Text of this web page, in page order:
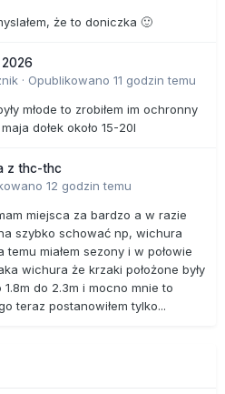
że to doniczka 🙂
2026
· Opublikowano 11 godzin temu
młode to zrobiłem im ochronny
dołek około 15-20l
z thc-thc
12 godzin temu
miejsca za bardzo a w razie
szybko schować np, wichura
miałem sezony i w połowie
wichura że krzaki położone były
1.8m do 2.3m i mocno mnie to
teraz postanowiłem tylko...